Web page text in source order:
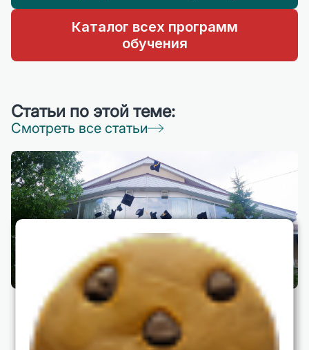
Каталог всех программ
обучения
Статьи по этой теме:
Смотреть все статьи
КАК ОБУЧЕНИЕ В ЦБО ПРИВОДИТ К
ТРАНСФОРМАЦИИ МЫШЛЕНИЯ И